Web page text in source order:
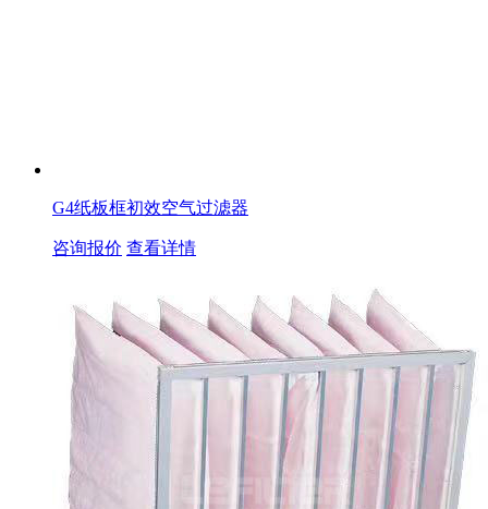
G4纸板框初效空气过滤器
咨询报价 查看详情